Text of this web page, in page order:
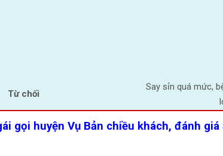
Từ chối
Say sỉn quá mức,
gọi huyện Vụ Bản chiều khách, đánh giá